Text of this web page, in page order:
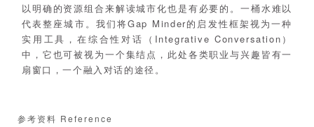
以明确的资源组合来解读城市化也是有必要的。一桶水难以
代表整座城市。我们将Gap Minder的启发性框架视为一种
实用工具，在综合性对话（Integrative Conversation）
中，它也可被视为一个集结点，此处各类职业与兴趣皆有一
扇窗口，一个融入对话的途径。
参考资料 Reference